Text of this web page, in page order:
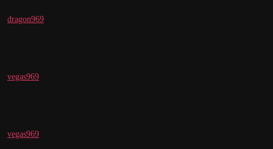
dragon969
vegas969
vegas969